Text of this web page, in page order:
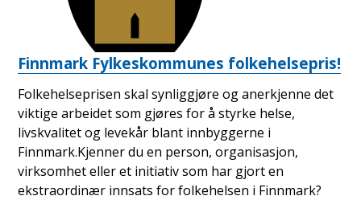
Finnmark Fylkeskommunes folkehelsepris!
Folkehelseprisen skal synliggjøre og anerkjenne det
viktige arbeidet som gjøres for å styrke helse,
livskvalitet og levekår blant innbyggerne i
Finnmark.Kjenner du en person, organisasjon,
virksomhet eller et initiativ som har gjort en
ekstraordinær innsats for folkehelsen i Finnmark?